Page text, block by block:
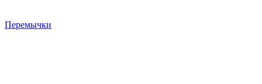
Перемычки